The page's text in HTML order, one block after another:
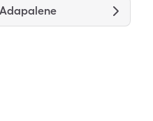
Adapalene